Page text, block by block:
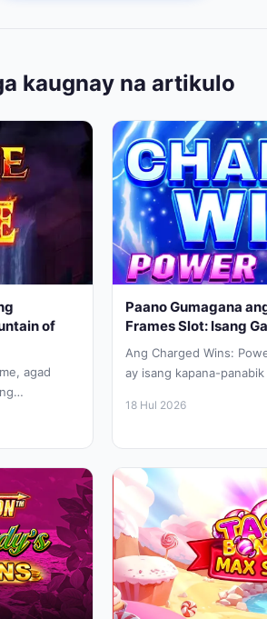
kaugnay na artikulo
of
agad
Paano Gumagana
Frames Slot: Isang
Ang Charged Wins:
ay isang kapana-
18 Hul 2026